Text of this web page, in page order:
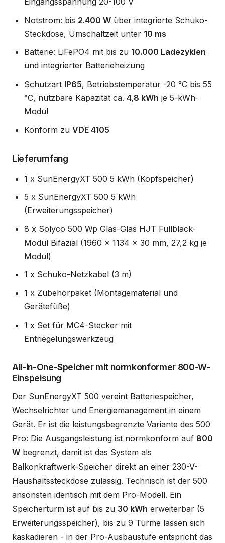
Notstrom: bis 2.400 W über integrierte Schuko-
Steckdose, Umschaltzeit unter 10 ms
Batterie: LiFePO4 mit bis zu 10.000 Ladezyklen
und integrierter Batterieheizung
Schutzart IP65, Betriebstemperatur -20 °C bis 55
°C, nutzbare Kapazität ca. 4,8 kWh je 5-kWh-
Modul
Konform zu VDE 4105
Lieferumfang
1 x SunEnergyXT 500 5 kWh (Kopfspeicher)
5 x SunEnergyXT 500 5 kWh
(Erweiterungsspeicher)
8 x Solyco 500 Wp Glas-Glas HJT Fullblack-
Modul Bifazial (1960 x 1134 x 30 mm, 27,2 kg je
Modul)
1 x Schuko-Netzkabel (3 m)
1 x Zubehörpaket (Montagematerial und
Gerätefüße)
1 x Set für MC4-Stecker mit
Entriegelungswerkzeug
All-in-One-Speicher mit normkonformer 800-W-
Einspeisung
Der SunEnergyXT 500 vereint Batteriespeicher,
Wechselrichter und Energiemanagement in einem
Gerät. Er ist die leistungsbegrenzte Variante des 500
Pro: Die Ausgangsleistung ist normkonform auf 800
W begrenzt, damit ist das System als
Balkonkraftwerk-Speicher direkt an einer 230-V-
Haushaltssteckdose zulässig. Technisch ist der 500
ansonsten identisch mit dem Pro-Modell. Ein
Speicherturm ist auf bis zu 30 kWh erweiterbar (5
Erweiterungsspeicher), bis zu 9 Türme lassen sich
kaskadieren - in der Pro-Ausbaustufe entspricht das